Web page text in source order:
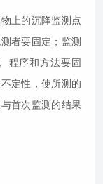
上的沉降监测点
者要固定；监测
程序和方法要固
定性，使所测的
首次监测的结果